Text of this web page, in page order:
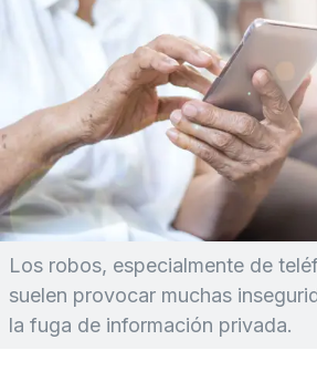
Los robos, especialmente de
suelen provocar muchas
la fuga de información privada.